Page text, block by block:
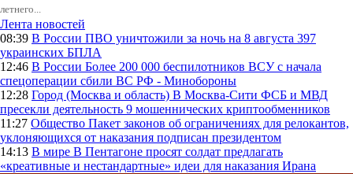
летнего...
Лента новостей
08:39 В России ПВО уничтожили за ночь на 8 августа 397
украинских БПЛА
12:46 В России Более 200 000 беспилотников ВСУ с начала
спецоперации сбили ВС РФ - Минобороны
12:28 Город (Москва и область) В Москва-Сити ФСБ и МВД
пресекли деятельность 9 мошеннических криптообменников
11:27 Общество Пакет законов об ограничениях для релокантов,
уклоняющихся от наказания подписан президентом
14:13 В мире В Пентагоне просят солдат предлагать
«креативные и нестандартные» идеи для наказания Ирана